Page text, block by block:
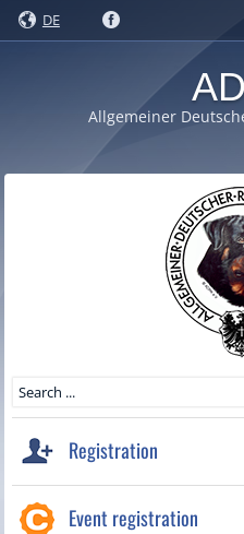
DE
Allgemeiner
Registration
Event registration